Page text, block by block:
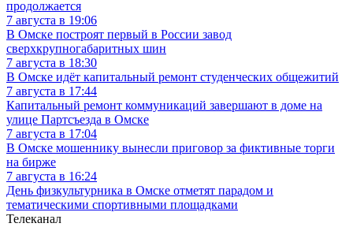
продолжается
7 августа в 19:06
В Омске построят первый в России завод
сверхкрупногабаритных шин
7 августа в 18:30
В Омске идёт капитальный ремонт студенческих общежитий
7 августа в 17:44
Капитальный ремонт коммуникаций завершают в доме на
улице Партсъезда в Омске
7 августа в 17:04
В Омске мошеннику вынесли приговор за фиктивные торги
на бирже
7 августа в 16:24
День физкультурника в Омске отметят парадом и
тематическими спортивными площадками
Телеканал